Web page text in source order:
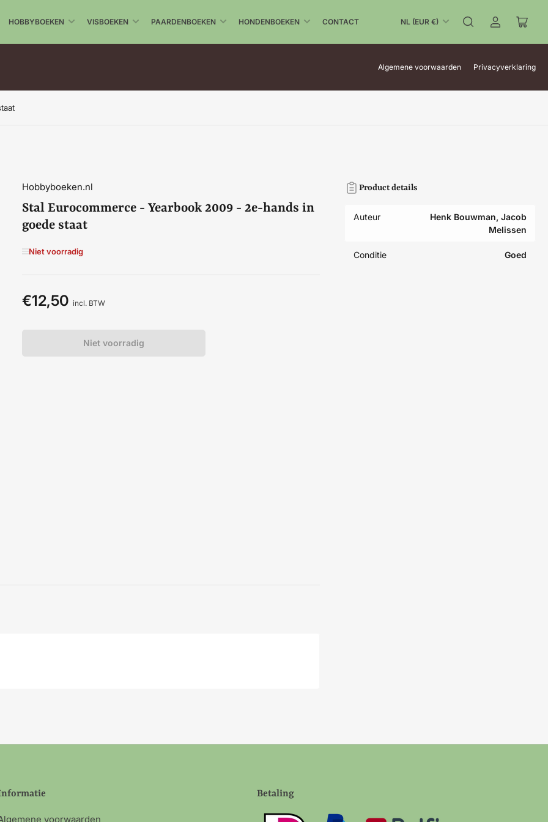
HOBBYBOEKEN VISBOEKEN PAARDENBOEKEN HONDENBOEKEN CONTACT
n
d
r
NL (EUR €) Aanmelden
Mini-
Algemene voorwaarden Privacyverklaring
Hobbyboeken.nl
Stal Eurocommerce - Yearbook 2009 - 2e-hands in
goede staat
Niet voorradig
Normale
€12,50 incl. BTW
Niet voorradig
Product details
Auteur
Henk Bouwman, Jacob
Melissen
Conditie Goed
voorwaarden
Betaling